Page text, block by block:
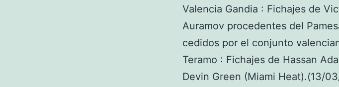
Valencia Gandia : Fichajes de
Auramov procedentes del
cedidos por el conjunto
Teramo : Fichajes de Hassan
Devin Green (Miami Heat).(13/